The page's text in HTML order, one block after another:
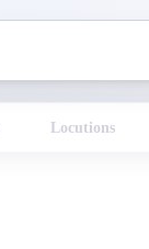
Locutions